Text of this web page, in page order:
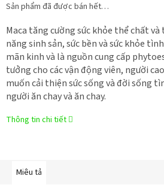
Sản phẩm đã được bán hết…
Маcа tăng cường sức khỏe thể chất
năng sinh sản, sức bền và sức khỏe
mãn kinh và là nguồn cung cấp
tưởng cho các vận động viên, người
muốn cải thiện sức sống và đời sống
người ăn chay và ăn chay.
Thông tin chi tiết
Miêu tả